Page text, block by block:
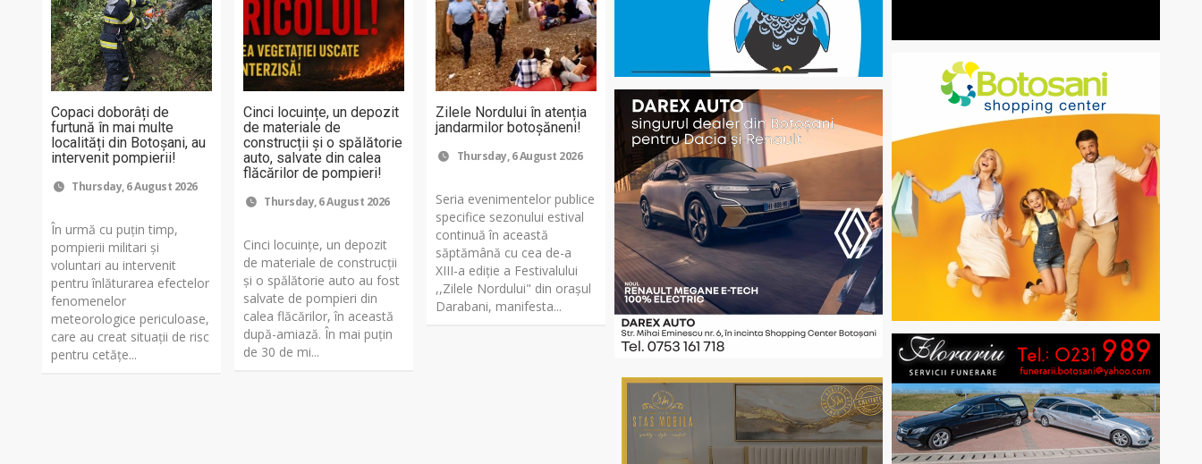
Copaci doborâți de
furtună în mai multe
localități din Botoșani, au
intervenit pompierii!
Thursday, 6 August 2026
În urmă cu puțin timp,
pompierii militari și
voluntari au intervenit
pentru înlăturarea efectelor
fenomenelor
meteorologice periculoase,
care au creat situații de risc
pentru cetățe...
Cinci locuințe, un depozit
de materiale de
construcții și o spălătorie
auto, salvate din calea
flăcărilor de pompieri!
Thursday, 6 August 2026
Cinci locuințe, un depozit
de materiale de construcții
și o spălătorie auto au fost
salvate de pompieri din
calea flăcărilor, în această
după-amiază. În mai puțin
de 30 de mi...
Zilele Nordului în atenția
jandarmilor botoșăneni!
Thursday, 6 August 2026
Seria evenimentelor publice
specifice sezonului estival
continuă în această
săptămână cu cea de-a
XIII-a ediție a Festivalului
,,Zilele Nordului" din orașul
Darabani, manifesta...